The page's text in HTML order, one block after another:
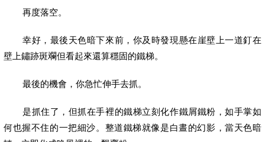
再度落空。
幸好，最後天色暗下來前，你及時發現懸在崖壁上一道釘在
壁上鏽跡斑斕但看起來還算穩固的鐵梯。
最後的機會，你急忙伸手去抓。
是抓住了，但抓在手裡的鐵梯立刻化作鐵屑鐵粉，如手掌如
何也握不住的一把細沙。整道鐵梯就像是白晝的幻影，當天色暗